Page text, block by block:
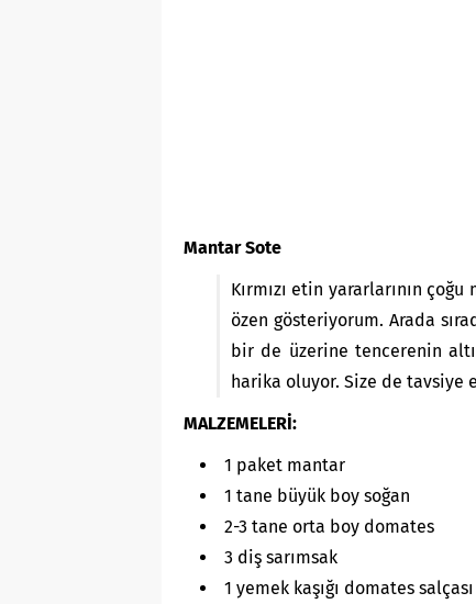
Mantar Sote
Kırmızı etin yararlarının
özen gösteriyorum. Arada
bir de üzerine tencerenin
harika oluyor. Size de tavsiye
MALZEMELERİ:
1 paket mantar
1 tane büyük boy soğan
2-3 tane orta boy domates
3 diş sarımsak
1 yemek kaşığı domates salçası